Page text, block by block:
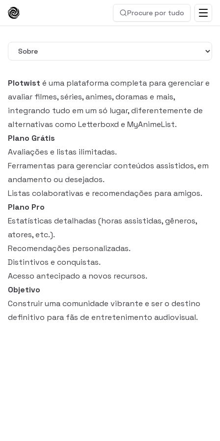
Procure por tudo
Plotwist é uma plataforma completa para gerenciar e
avaliar filmes, séries, animes, doramas e mais,
integrando tudo em um só lugar, diferentemente de
alternativas como Letterboxd e MyAnimeList.
Plano Grátis
Avaliações e listas ilimitadas.
Ferramentas para gerenciar conteúdos assistidos, em
andamento ou desejados.
Listas colaborativas e recomendações para amigos.
Plano Pro
Estatísticas detalhadas (horas assistidas, gêneros,
atores, etc.).
Recomendações personalizadas.
Distintivos e conquistas.
Acesso antecipado a novos recursos.
Objetivo
Construir uma comunidade vibrante e ser o destino
definitivo para fãs de entretenimento audiovisual.